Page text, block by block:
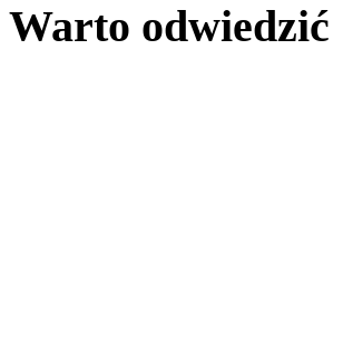
Warto odwiedzić